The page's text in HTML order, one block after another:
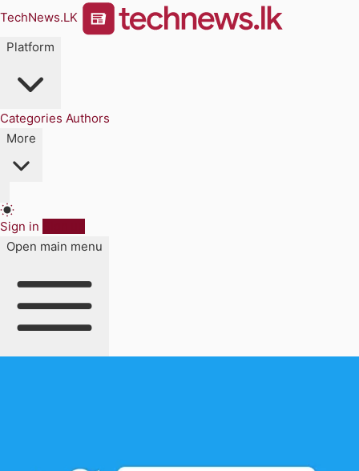
TechNews.LK
Platform
Categories Authors
More
Sign in
Open main menu